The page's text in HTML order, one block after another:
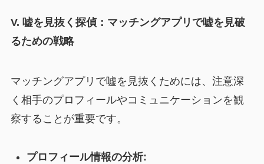
V. 嘘を見抜く探偵：マッチングアプリで嘘を見破
るための戦略
マッチングアプリで嘘を見抜くためには、注意深
く相手のプロフィールやコミュニケーションを観
察することが重要です。
プロフィール情報の分析: